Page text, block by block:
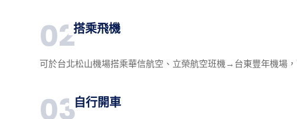
02搭乘飛機
可於台北松山機場搭乘華信航空、立榮航空班機→台東豐年機場
03自行開車